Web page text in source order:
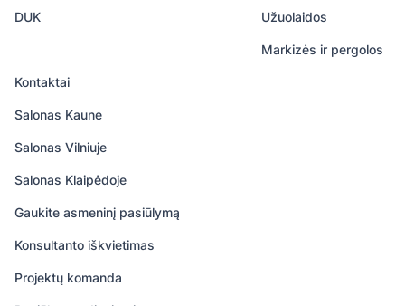
DUK Užuolaidos
Markizės ir pergolos
Kontaktai
Salonas Kaune
Salonas Vilniuje
Salonas Klaipėdoje
Gaukite asmeninį pasiūlymą
Konsultanto iškvietimas
Projektų komanda